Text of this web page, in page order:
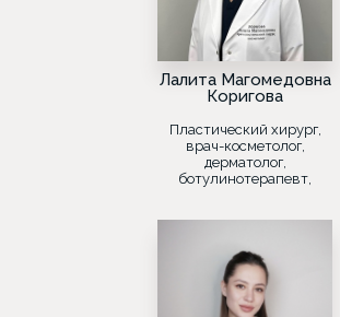
Лалита Магомедовна
Коригова
Пластический хирург,
врач-косметолог,
дерматолог,
ботулинотерапевт,